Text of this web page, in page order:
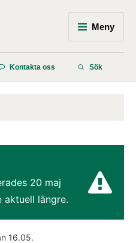
Meny
Kontakta oss Sök
20 maj
aktuell längre.
16.05.